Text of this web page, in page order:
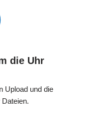
die Uhr
Upload und die